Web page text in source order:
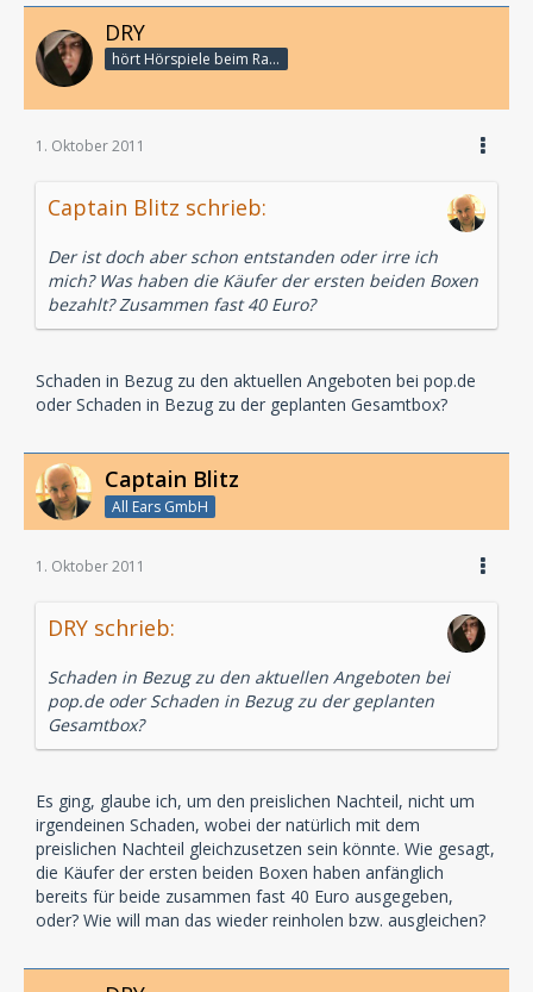
DRY
hört Hörspiele beim Rasenmähen
1. Oktober 2011
Captain Blitz schrieb:
Der ist doch aber schon entstanden oder irre ich
mich? Was haben die Käufer der ersten beiden Boxen
bezahlt? Zusammen fast 40 Euro?
Schaden in Bezug zu den aktuellen Angeboten bei pop.de
oder Schaden in Bezug zu der geplanten Gesamtbox?
Captain Blitz
All Ears GmbH
1. Oktober 2011
DRY schrieb:
Schaden in Bezug zu den aktuellen Angeboten bei
pop.de oder Schaden in Bezug zu der geplanten
Gesamtbox?
Es ging, glaube ich, um den preislichen Nachteil, nicht um
irgendeinen Schaden, wobei der natürlich mit dem
preislichen Nachteil gleichzusetzen sein könnte. Wie gesagt,
die Käufer der ersten beiden Boxen haben anfänglich
bereits für beide zusammen fast 40 Euro ausgegeben,
oder? Wie will man das wieder reinholen bzw. ausgleichen?